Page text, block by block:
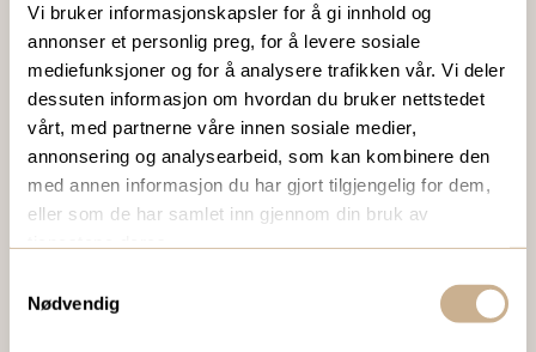
Vi bruker informasjonskapsler for å gi innhold og
annonser et personlig preg, for å levere sosiale
mediefunksjoner og for å analysere trafikken vår. Vi deler
dessuten informasjon om hvordan du bruker nettstedet
vårt, med partnerne våre innen sosiale medier,
annonsering og analysearbeid, som kan kombinere den
med annen informasjon du har gjort tilgjengelig for dem,
eller som de har samlet inn gjennom din bruk av
Nødvendig
VIL DU VITE MER OM VÅRE PRODUKTER?
Ta kontakt med en av våre medarbeidere, eller send en e-
post tilortomedic@ortomedic.no
Ta kontakt
To ganger i året sender vi ut vårt gratis kundemagasin